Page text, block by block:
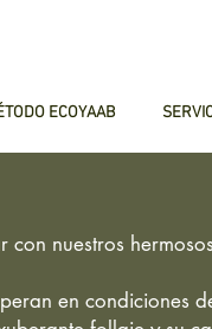
ECOYAAB
nuestros
en condiciones